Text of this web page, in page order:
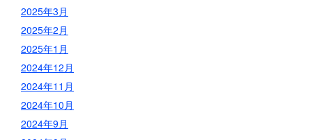
2025年3月
2025年2月
2025年1月
2024年12月
2024年11月
2024年10月
2024年9月